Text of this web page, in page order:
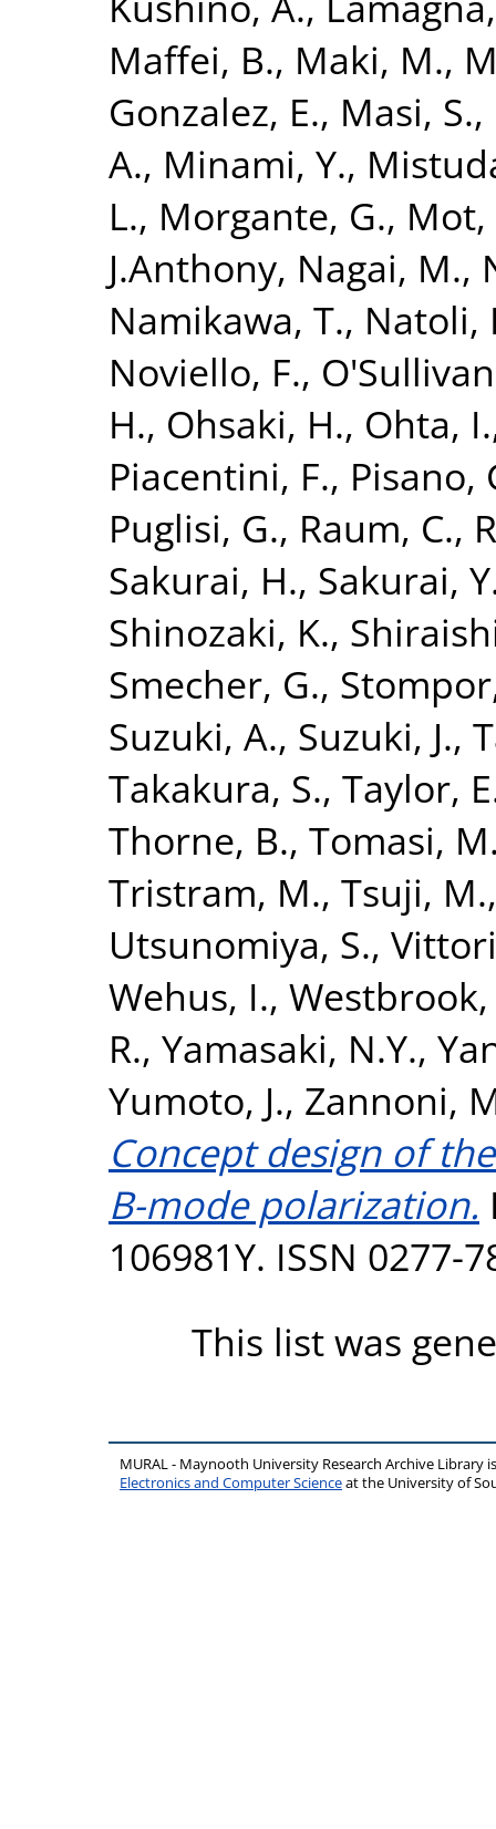
Maffei, B., Maki, M.,
Gonzalez, E., Masi, S.,
A., Minami, Y.,
L., Morgante, G., Mot,
J.Anthony, Nagai, M.,
Namikawa, T., Natoli,
Noviello, F.,
H., Ohsaki, H., Ohta, I.
Piacentini, F., Pisano,
Puglisi, G., Raum, C.,
Sakurai, H., Sakurai,
Shinozaki, K.,
Smecher, G.,
Suzuki, A., Suzuki, J.,
Takakura, S., Taylor,
Thorne, B., Tomasi,
Tristram, M., Tsuji, M.
Utsunomiya, S.,
Wehus, I., Westbrook,
R., Yamasaki, N.Y.,
Yumoto, J., Zannoni,
Concept design of
B-mode polarization.
106981Y. ISSN 0277-
This list was
MURAL - Maynooth University Research Archive Library
Electronics and Computer Scienceat the University of